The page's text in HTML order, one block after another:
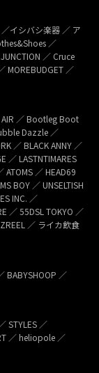
／イシバシ楽器 ／ ア
／
／ Cruce
MOREBUDGET ／
AIR ／ Bootleg Boot
Dazzle ／
／ BLACK ANNY ／
／ LASTNTIMARES
ATOMS ／ HEAD69
BOY ／ UNSELTISH
INC. ／
／ 55DSL TOKYO ／
／ ライカ飲食
BABYSHOOP ／
STYLES ／
／ heliopole ／